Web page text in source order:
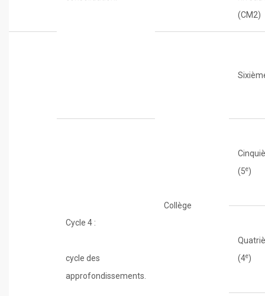
(CM2)
Collège
Cycle 4 :
cycle des
approfondissements.
(5e)
(4e)